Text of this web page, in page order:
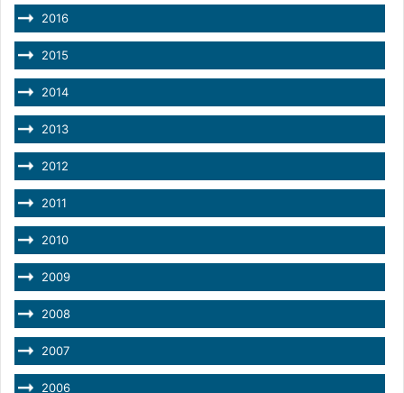
2016
2015
2014
2013
2012
2011
2010
2009
2008
2007
2006